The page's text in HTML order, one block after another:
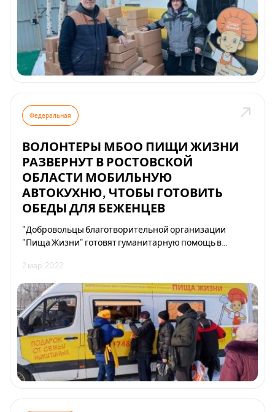
Федеральная
ВОЛОНТЕРЫ МБОО ПИЩИ ЖИЗНИ
РАЗВЕРНУТ В РОСТОВСКОЙ
ОБЛАСТИ МОБИЛЬНУЮ
АВТОКУХНЮ, ЧТОБЫ ГОТОВИТЬ
ОБЕДЫ ДЛЯ БЕЖЕНЦЕВ
"Добровольцы благотворительной организации
"Пища Жизни" готовят гуманитарную помощь в
ДНР развернут пункты кормления беженцев." - пишет
Портал Комсомольской Правды.
2 мар. 2022